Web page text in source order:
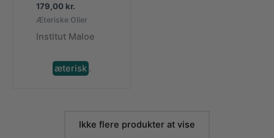
179,00 kr.
Æteriske Olier
Institut Maloe
æterisk .
Ikke flere produkter at vise